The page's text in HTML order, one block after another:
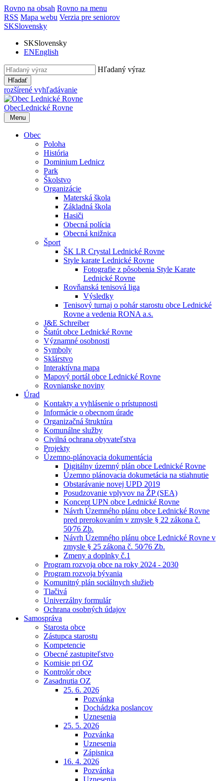
Rovno na obsah Rovno na menu
RSS Mapa webu Verzia pre seniorov
SKSlovensky
SKSlovensky
ENEnglish
Hľadaný výraz
Hľadať
rozšírené vyhľadávanie
ObecLednické Rovne
Menu
Obec
Poloha
História
Dominium Lednicz
Park
Školstvo
Organizácie
Materská škola
Základná škola
Hasiči
Obecná polícia
Obecná knižnica
Šport
ŠK LR Crystal Lednické Rovne
Style karate Lednické Rovne
Fotografie z pôsobenia Style Karate
Lednické Rovne
Rovňanská tenisová liga
Výsledky
Tenisový turnaj o pohár starostu obce Lednické
Rovne a vedenia RONA a.s.
J&E Schreiber
Štatút obce Lednické Rovne
Významné osobnosti
Symboly
Sklárstvo
Interaktívna mapa
Mapový portál obce Lednické Rovne
Rovnianske noviny
Úrad
Kontakty a vyhlásenie o prístupnosti
Informácie o obecnom úrade
Organizačná štruktúra
Komunálne služby
Civilná ochrana obyvateľstva
Projekty
Územno-plánovacia dokumentácia
Digitálny územný plán obce Lednické Rovne
Územno plánovacia dokumetácia na stiahnutie
Obstarávanie novej UPD 2019
Posudzovanie vplyvov na ŽP (SEA)
Koncept UPN obce Lednické Rovne
Návrh Územného plánu obce Lednické Rovne
pred prerokovaním v zmysle § 22 zákona č.
50⁄76 Zb.
Návrh Územného plánu obce Lednické Rovne v
zmysle § 25 zákona č. 50⁄76 Zb.
Zmeny a doplnky č.1
Program rozvoja obce na roky 2024 - 2030
Program rozvoja bývania
Komunitný plán sociálnych služieb
Tlačivá
Univerzálny formulár
Ochrana osobných údajov
Samospráva
Starosta obce
Zástupca starostu
Kompetencie
Obecné zastupiteľstvo
Komisie pri OZ
Kontrolór obce
Zasadnutia OZ
25. 6. 2026
Pozvánka
Dochádzka poslancov
Uznesenia
25. 5. 2026
Pozvánka
Uznesenia
Zápisnica
16. 4. 2026
Pozvánka
Uznesenia